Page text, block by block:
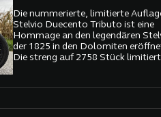
Die nummerierte, limitierte
Stelvio Duecento Tributo ist eine
Hommage an den legendären
der 1825 in den Dolomiten
Die streng auf 2758 Stück
spielt auf die 2758 Meter Höhe des
legendäre Kehren seit 200 Jahren